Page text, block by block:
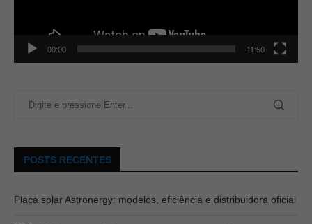
00:00 11:50
POSTS RECENTES
Placa solar Astronergy: modelos, eficiência e distribuidora oficial